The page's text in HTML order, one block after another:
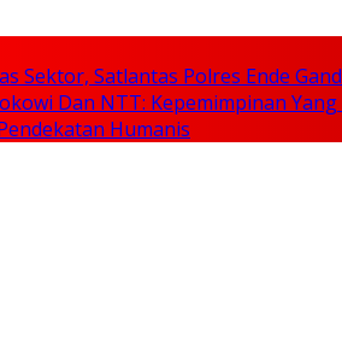
Sektor, Satlantas Polres Ende
Dan NTT: Kepemimpinan
Humanis